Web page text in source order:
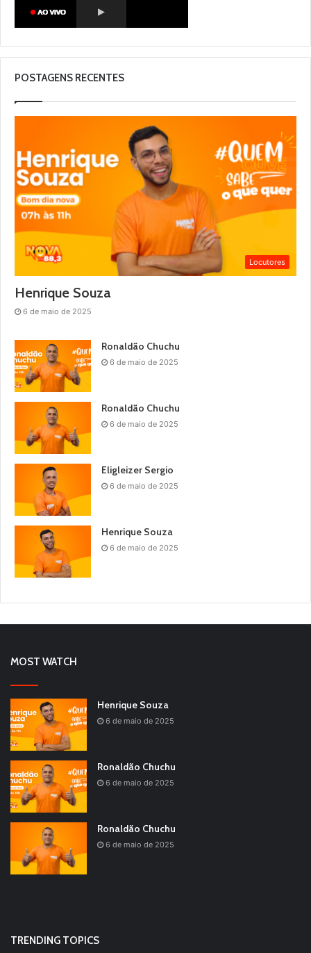
POSTAGENS RECENTES
Locutores
Henrique Souza
6 de maio de 2025
Ronaldão Chuchu
6 de maio de 2025
Ronaldão Chuchu
6 de maio de 2025
Eligleizer Sergio
6 de maio de 2025
Henrique Souza
6 de maio de 2025
MOST WATCH
Henrique Souza
6 de maio de 2025
Ronaldão Chuchu
6 de maio de 2025
Ronaldão Chuchu
6 de maio de 2025
TRENDING TOPICS